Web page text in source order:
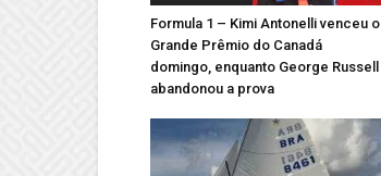
Formula 1 – Kimi Antonelli venceu o
Grande Prêmio do Canadá
domingo, enquanto George Russell
abandonou a prova